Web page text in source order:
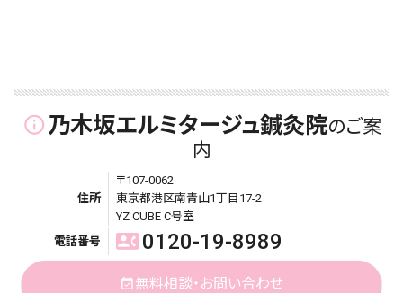
info_outline乃木坂エルミタージュ鍼灸院のご案
内
住所
〒107-0062
東京都港区南青山1丁目17-2
YZ CUBE C号室
電話番号
contact_phone 0120-19-8989
event_available無料相談・お問い合わせ